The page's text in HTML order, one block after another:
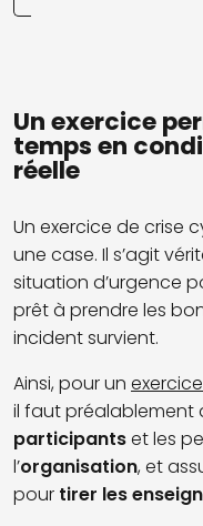
Un exercice
temps en
réelle
Un exercice de crise
une case. Il s’agit
situation d’urgence
prêt à prendre les
incident survient.
Ainsi, pour un
il faut préalablement
participantset les
l’organisation, et
pour tirer les